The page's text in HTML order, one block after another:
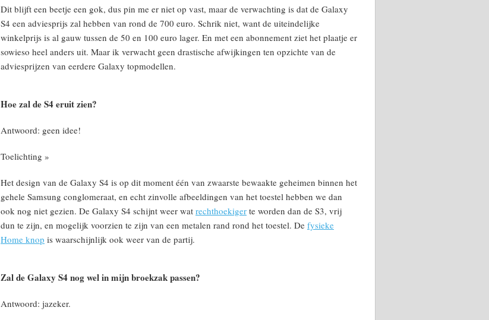
Dit blijft een beetje een gok, dus pin me er niet op vast, maar de verwachting is dat de Galaxy
S4 een adviesprijs zal hebben van rond de 700 euro. Schrik niet, want de uiteindelijke
winkelprijs is al gauw tussen de 50 en 100 euro lager. En met een abonnement ziet het plaatje er
sowieso heel anders uit. Maar ik verwacht geen drastische afwijkingen ten opzichte van de
adviesprijzen van eerdere Galaxy topmodellen.
Hoe zal de S4 eruit zien?
Antwoord: geen idee!
Toelichting »
Het design van de Galaxy S4 is op dit moment één van zwaarste bewaakte geheimen binnen het
gehele Samsung conglomeraat, en echt zinvolle afbeeldingen van het toestel hebben we dan
ook nog niet gezien. De Galaxy S4 schijnt weer wat rechthoekiger te worden dan de S3, vrij
dun te zijn, en mogelijk voorzien te zijn van een metalen rand rond het toestel. De fysieke
Home knop is waarschijnlijk ook weer van de partij.
Zal de Galaxy S4 nog wel in mijn broekzak passen?
Antwoord: jazeker.